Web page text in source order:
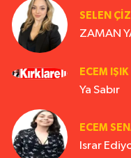
SELEN
ZAMAN
ECEM IŞIK
Ya Sabır
ECEM
Israr